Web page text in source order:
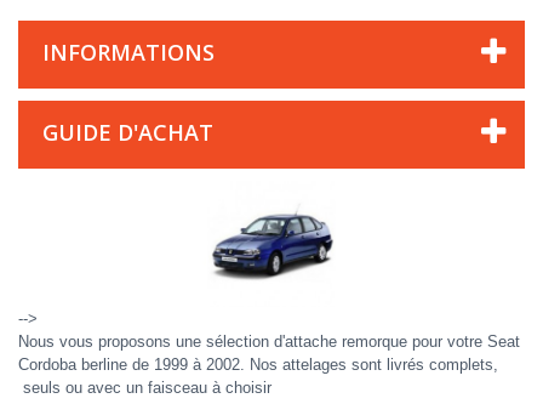
INFORMATIONS
GUIDE D'ACHAT
-->
Nous vous proposons une sélection d'attache remorque pour votre Seat
Cordoba berline de 1999 à 2002. Nos attelages sont livrés complets,
seuls ou avec un faisceau à choisir